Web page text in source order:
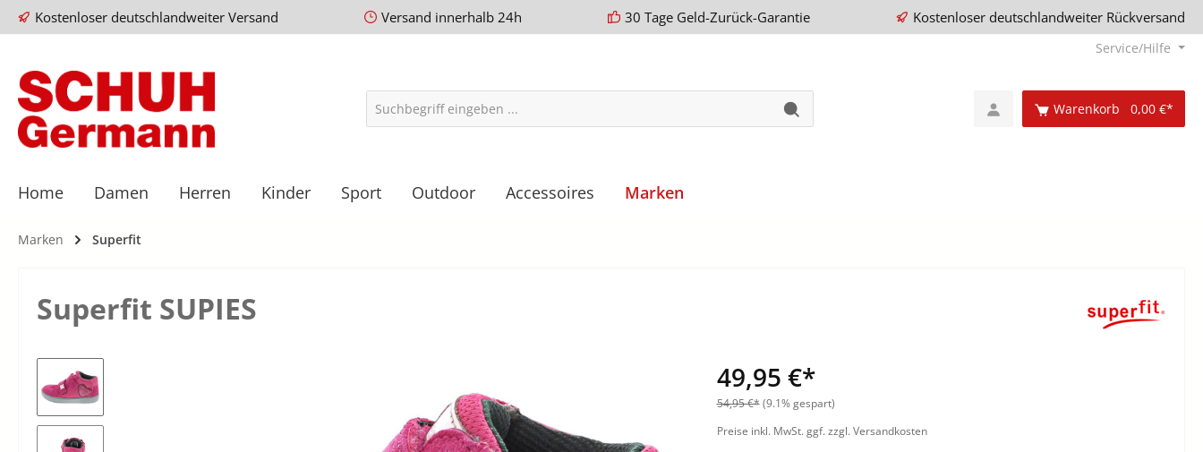
Kostenloser deutschlandweiter Versand Versand innerhalb 24h 30 Tage Geld-Zurück-Garantie Kostenloser deutschlandweiter Rückversand
Service/Hilfe
Warenkorb 0,00 €*
Home Damen Herren Kinder Sport Outdoor Accessoires Marken
Marken Superfit
Superfit SUPIES
49,95 €*
54,95 €* (9.1% gespart)
Preise inkl. MwSt. ggf. zzgl. Versandkosten